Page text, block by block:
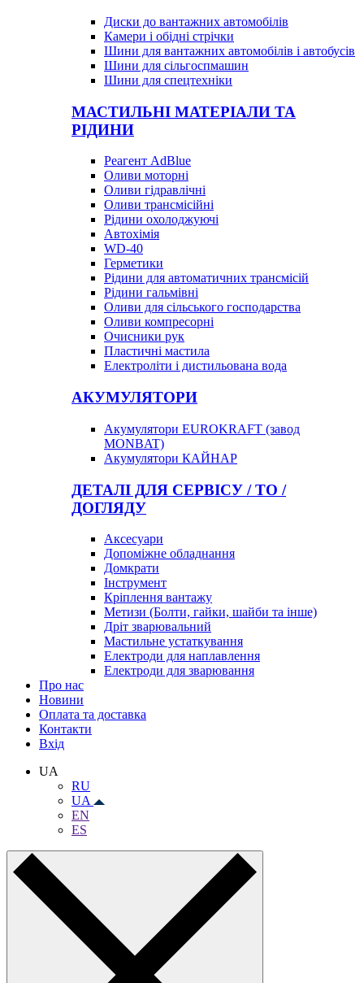
Диски до вантажних автомобілів
Камери і обідні стрічки
Шини для вантажних автомобілів і автобусів
Шини для сільгоспмашин
Шини для спецтехніки
МАСТИЛЬНІ МАТЕРІАЛИ ТА
РІДИНИ
Реагент AdBlue
Оливи моторні
Оливи гідравлічні
Оливи трансмісійні
Рідини охолоджуючі
Автохімія
WD-40
Герметики
Рідини для автоматичних трансмісій
Рідини гальмівні
Оливи для сільського господарства
Оливи компресорні
Очисники рук
Пластичні мастила
Електроліти і дистильована вода
АКУМУЛЯТОРИ
Акумулятори EUROKRAFT (завод
MONBAT)
Акумулятори КАЙНАР
ДЕТАЛІ ДЛЯ СЕРВІСУ / ТО /
ДОГЛЯДУ
Аксесуари
Допоміжне обладнання
Домкрати
Інструмент
Кріплення вантажу
Метизи (Болти, гайки, шайби та інше)
Дріт зварювальний
Мастильне устаткування
Електроди для наплавлення
Електроди для зварювання
Про нас
Новини
Оплата та доставка
Контакти
Вхiд
UA
RU
UA
EN
ES